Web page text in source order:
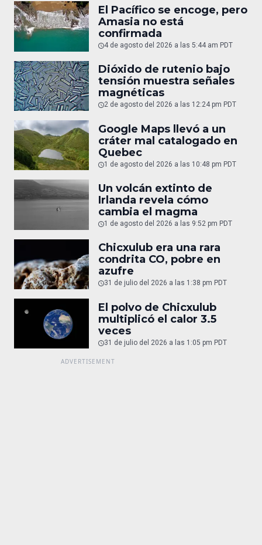
El Pacífico se encoge, pero
Amasia no está
confirmada
4 de agosto del 2026 a las 5:44 am PDT
Dióxido de rutenio bajo
tensión muestra señales
magnéticas
2 de agosto del 2026 a las 12:24 pm PDT
Google Maps llevó a un
cráter mal catalogado en
Quebec
1 de agosto del 2026 a las 10:48 pm PDT
Un volcán extinto de
Irlanda revela cómo
cambia el magma
1 de agosto del 2026 a las 9:52 pm PDT
Chicxulub era una rara
condrita CO, pobre en
azufre
31 de julio del 2026 a las 1:38 pm PDT
El polvo de Chicxulub
multiplicó el calor 3.5
veces
31 de julio del 2026 a las 1:05 pm PDT